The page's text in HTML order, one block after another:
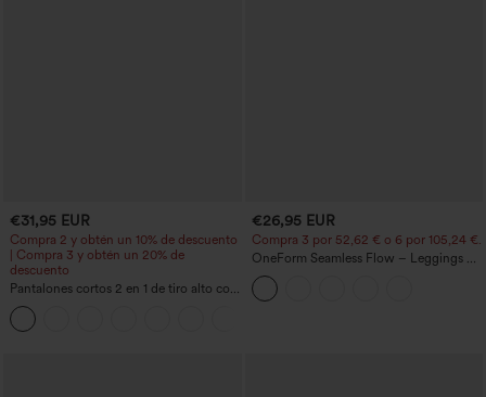
€31,95 EUR
Compra 2 y obtén un 10% de descuento
| Compra 3 y obtén un 20% de
descuento
Pantalones cortos 2 en 1 de tiro alto con
bolsillo interior y trasero
€26,95 EUR
Compra 3 por 52,62 € o 6 por 105,24 €.
OneForm Seamless Flow – Leggings de
yoga sin costuras, tiro medio, control de
abdomen y realce de glúteos